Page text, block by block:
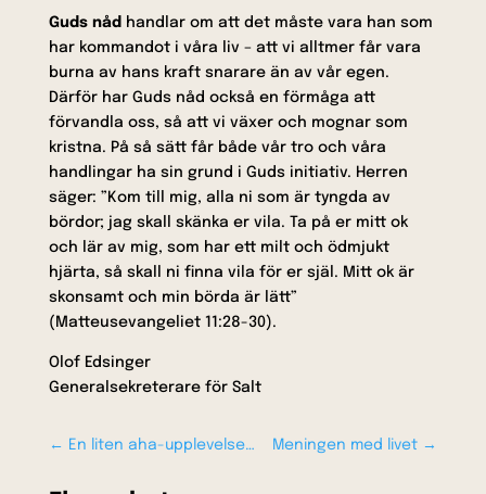
Guds nåd handlar om att det måste vara han som
har kommandot i våra liv – att vi alltmer får vara
burna av hans kraft snarare än av vår egen.
Därför har Guds nåd också en förmåga att
förvandla oss, så att vi växer och mognar som
kristna. På så sätt får både vår tro och våra
handlingar ha sin grund i Guds initiativ. Herren
säger: ”Kom till mig, alla ni som är tyngda av
bördor; jag skall skänka er vila. Ta på er mitt ok
och lär av mig, som har ett milt och ödmjukt
hjärta, så skall ni finna vila för er själ. Mitt ok är
skonsamt och min börda är lätt”
(Matteusevangeliet 11:28-30).
Olof Edsinger
Generalsekreterare för Salt
← En liten aha-upplevelse… Meningen med livet →